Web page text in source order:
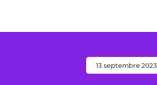
13 septembre 2023